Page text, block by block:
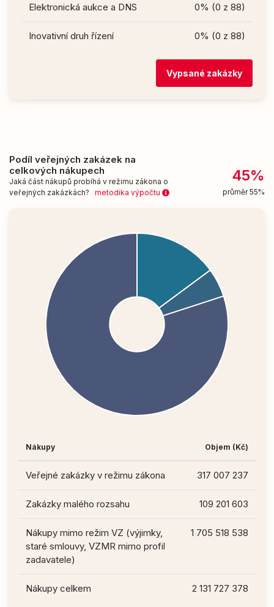
Elektronická aukce a DNS 0% (0 z 88)
Inovativní druh řízení 0% (0 z 88)
Vypsané zakázky
Podíl veřejných zakázek na
celkových nákupech
Jaká část nákupů probíhá v režimu zákona o
veřejných zakázkách? metodika výpočtu
45%
průměr 55%
Nákupy Objem (Kč)
Veřejné zakázky v režimu zákona 317 007 237
Zakázky malého rozsahu 109 201 603
Nákupy mimo režim VZ (výjimky,
staré smlouvy, VZMR mimo profil
zadavatele)
1 705 518 538
Nákupy celkem 2 131 727 378